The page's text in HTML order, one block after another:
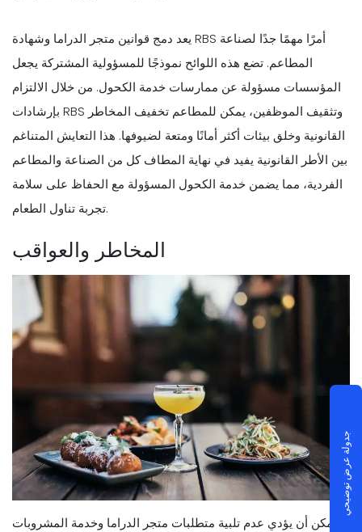
يعد دمج قوانين متجر الدراما وشهادة RBS أمرًا مهمًا جدًا لصناعة
المطاعم. تضع هذه اللوائح نموذجًا للمسؤولية المشتركة يجعل
المؤسسات مسؤولة عن ممارسات خدمة الكحول. من خلال الالتزام
بإرشادات RBS وتثقيف الموظفين، يمكن للمطاعم تخفيف المخاطر
القانونية وخلق بيئات أكثر أمانًا ومتعة لضيوفها. هذا التعايش المتناغم
بين الأطر القانونية يفيد في نهاية المطاف كل من الصناعة والمطاعم
الفردية، مما يضمن خدمة الكحول المسؤولة مع الحفاظ على سلامة
تجربة تناول الطعام.
المخاطر والعواقب
يمكن أن يؤدي عدم تلبية متطلبات متجر الدراما وخدمة المشروبات
جدولة عرض توضيحي